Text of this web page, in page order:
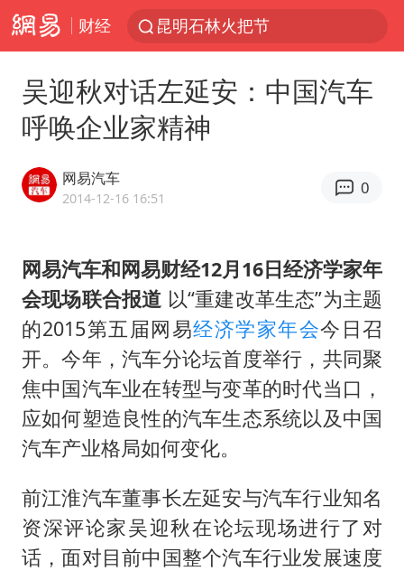
财经
我国编制完成新版全月地质图
江钨装备：无注入矿山资产安排
感觉全东北都在等7号
中央气象台发布台风黄色预警
扎哈罗娃批广岛市长不提美国原子弹
女子利用漏洞0元薅走3000多件家电
金饰克价大幅跳涨
关之琳否认与27岁模特的恋情
对话重庆地铁吐血女孩
奋进开新局 实干挑大梁
吴迎秋对话左延安：中国汽车
呼唤企业家精神
网易汽车
2014-12-16 16:51
0
网易汽车和网易财经12月16日经济学家年
会现场联合报道 以“重建改革生态”为主题
的2015第五届网易经济学家年会今日召
开。今年，汽车分论坛首度举行，共同聚
焦中国汽车业在转型与变革的时代当口，
应如何塑造良性的汽车生态系统以及中国
汽车产业格局如何变化。
前江淮汽车董事长左延安与汽车行业知名
资深评论家吴迎秋在论坛现场进行了对
话，面对目前中国整个汽车行业发展速度